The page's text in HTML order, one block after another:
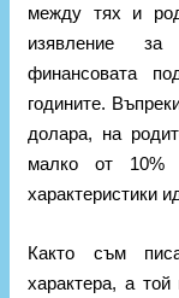
между тях и
изявление за
финансовата
годините.
долара, на
малко от 10%
характеристики
Както съм
характера, а